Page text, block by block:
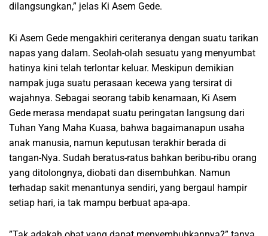
dilangsungkan,” jelas Ki Asem Gede.
Ki Asem Gede mengakhiri ceriteranya dengan suatu tarikan
napas yang dalam. Seolah-olah sesuatu yang menyumbat
hatinya kini telah terlontar keluar. Meskipun demikian
nampak juga suatu perasaan kecewa yang tersirat di
wajahnya. Sebagai seorang tabib kenamaan, Ki Asem
Gede merasa mendapat suatu peringatan langsung dari
Tuhan Yang Maha Kuasa, bahwa bagaimanapun usaha
anak manusia, namun keputusan terakhir berada di
tangan-Nya. Sudah beratus-ratus bahkan beribu-ribu orang
yang ditolongnya, diobati dan disembuhkan. Namun
terhadap sakit menantunya sendiri, yang bergaul hampir
setiap hari, ia tak mampu berbuat apa-apa.